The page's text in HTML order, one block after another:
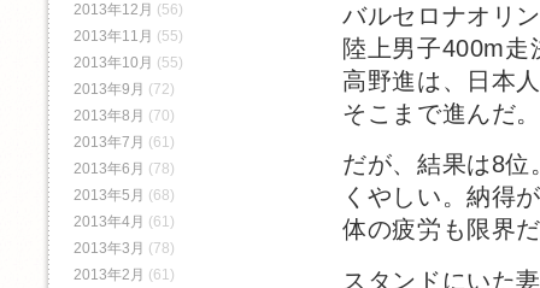
バルセロナオリ
陸上男子400m走
高野進は、日本
そこまで進んだ
だが、結果は8位
くやしい。納得
体の疲労も限界
スタンドにいた
2013年12月 (56)
2013年11月 (55)
2013年10月 (55)
2013年9月 (72)
2013年8月 (70)
2013年7月 (61)
2013年6月 (78)
2013年5月 (68)
2013年4月 (61)
2013年3月 (78)
2013年2月 (61)